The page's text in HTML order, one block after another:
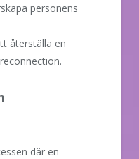
personens
återställa en
där en